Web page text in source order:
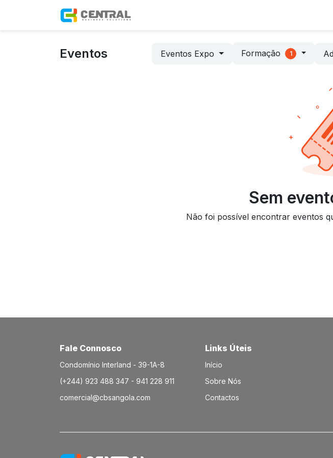
Pular para o conteúdo
Eventos Eventos Expo Formação 1
Sem
Não foi possível encontrar eventos
Fale Connosco
Condomínio Interland - 39-1A-8
(+244) 923 488 347 - 941 228 911
comercial@cbsangola.com
Links Úteis
Início
Sobre Nós
Contactos